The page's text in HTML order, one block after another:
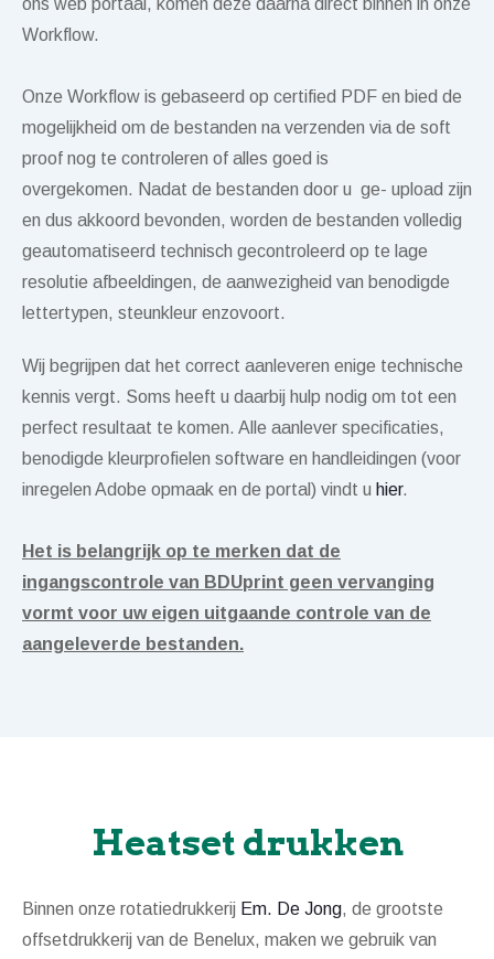
Workflow.
Onze Workflow is gebaseerd op certified PDF en bied de
mogelijkheid om de bestanden na verzenden via de soft
proof nog te controleren of alles goed is
overgekomen. Nadat de bestanden door u ge- upload zijn
en dus akkoord bevonden, worden de bestanden volledig
geautomatiseerd technisch gecontroleerd op te lage
resolutie afbeeldingen, de aanwezigheid van benodigde
lettertypen, steunkleur enzovoort.
Wij begrijpen dat het correct aanleveren enige technische
kennis vergt. Soms heeft u daarbij hulp nodig om tot een
perfect resultaat te komen. Alle aanlever specificaties,
benodigde kleurprofielen software en handleidingen (voor
inregelen Adobe opmaak en de portal) vindt u hier.
Het is belangrijk op te merken dat de
ingangscontrole van BDUprint geen vervanging
vormt voor uw eigen uitgaande controle van de
aangeleverde bestanden.
Heatset drukken
Binnen onze rotatiedrukkerij Em. De Jong, de grootste
offsetdrukkerij van de Benelux, maken we gebruik van